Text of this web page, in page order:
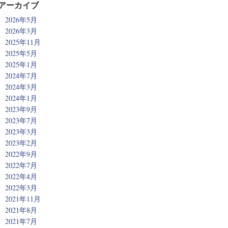
ーカイブ
2026年5月
2026年3月
2025年11月
2025年5月
2025年1月
2024年7月
2024年3月
2024年1月
2023年9月
2023年7月
2023年3月
2023年2月
2022年9月
2022年7月
2022年4月
2022年3月
2021年11月
2021年8月
2021年7月